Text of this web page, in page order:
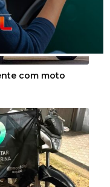
com moto